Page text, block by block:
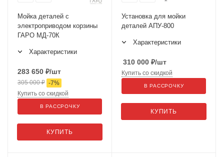
Мойка деталей с
электроприводом корзины
ГАРО МД-70К
Характеристики
283 650 ₽/шт
305 000₽ -7%
КУПИТЬ
Купить со скидкой
В РАССРОЧКУ
Установка для мойки
деталей АПУ-800
Характеристики
310 000 ₽/шт
КУПИТЬ
Купить со скидкой
В РАССРОЧКУ